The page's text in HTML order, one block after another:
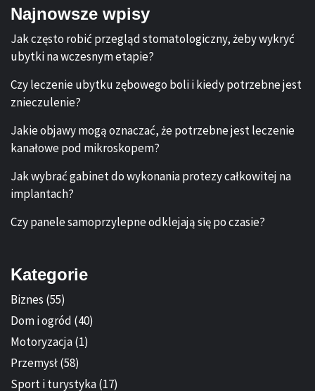
Najnowsze wpisy
Jak często robić przegląd stomatologiczny, żeby wykryć
ubytki na wczesnym etapie?
Czy leczenie ubytku zębowego boli i kiedy potrzebne jest
znieczulenie?
Jakie objawy mogą oznaczać, że potrzebne jest leczenie
kanałowe pod mikroskopem?
Jak wybrać gabinet do wykonania protezy całkowitej na
implantach?
Czy panele samoprzylepne odklejają się po czasie?
Kategorie
Biznes (55)
Dom i ogród (40)
Motoryzacja(1)
Przemysł(58)
Sport i turystyka(17)